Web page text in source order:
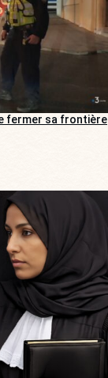
fermer sa frontière